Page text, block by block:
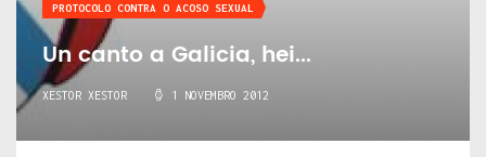
PROTOCOLO CONTRA O ACOSO SEXUAL
Un canto a Galicia, hei...
XESTOR XESTOR 1 NOVEMBRO 2012